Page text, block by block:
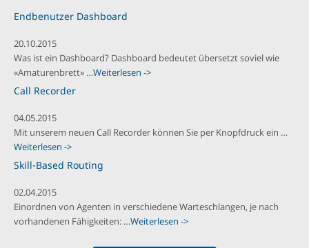
Endbenutzer Dashboard
20.10.2015
Was ist ein Dashboard? Dashboard bedeutet übersetzt soviel wie
«Amaturenbrett» …Weiterlesen ->
Call Recorder
04.05.2015
Mit unserem neuen Call Recorder können Sie per Knopfdruck ein …
Weiterlesen ->
Skill-Based Routing
02.04.2015
Einordnen von Agenten in verschiedene Warteschlangen, je nach
vorhandenen Fähigkeiten: …Weiterlesen ->